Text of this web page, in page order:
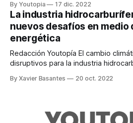
Biológica, denominada COP15. Con
pintada y su alegría, a pesar del
instalaciones de este lugar para
By Youtopia 17 dic. 2022
La industria
nuevos desafíos en medio
energética
Redacción Youtopía El cambio climático plantea escenarios
disruptivos para la industria
este sector. Ese fue el eje central de la decimoséptima
By Xavier Basantes 20 oct. 2022